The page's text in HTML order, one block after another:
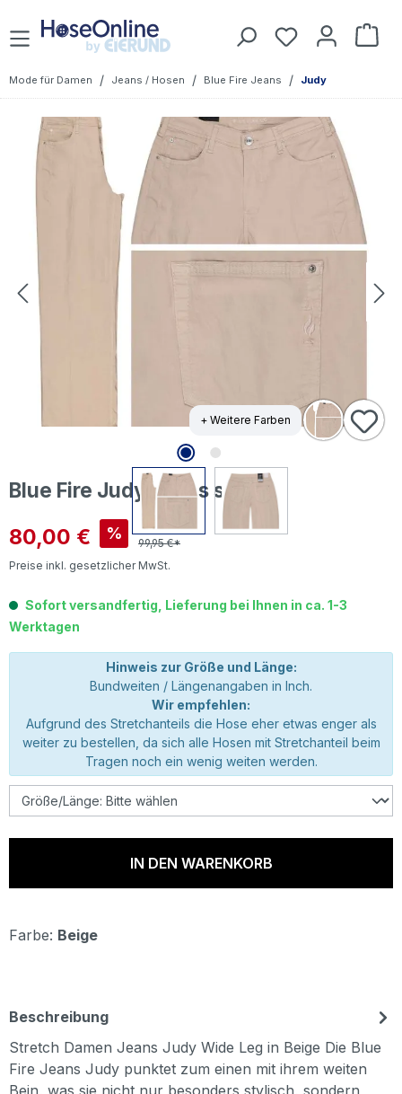
Zum Hauptinhalt springen Du hast 0
Mode für Damen / Jeans / Hosen / Blue Fire Jeans / Judy
Bildergalerie überspringen
+ Weitere Farben
Blue Fire Judy Jeans sahara
Verkaufspreis:
80,00 € %
99,95 €*
Preise inkl. gesetzlicher MwSt.
Sofort versandfertig, Lieferung bei Ihnen in ca. 1-3
Werktagen
Hinweis zur Größe und Länge:
Bundweiten / Längenangaben in Inch.
Wir empfehlen:
Aufgrund des Stretchanteils die Hose eher etwas enger als
weiter zu bestellen, da sich alle Hosen mit Stretchanteil beim
Tragen noch ein wenig weiten werden.
IN DEN WARENKORB
Farbe: Beige
Beschreibung
Stretch Damen Jeans Judy Wide Leg in Beige Die Blue
Fire Jeans Judy punktet zum einen mit ihrem weiten
Bein, was sie nicht nur besonders stylisch, sondern